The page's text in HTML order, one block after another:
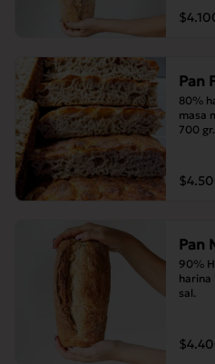
Pan
80%
masa
700 gr.
Pan
90%
harina
sal.